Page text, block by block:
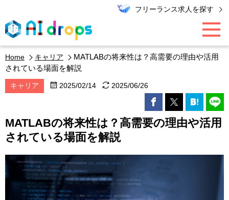
フリーランス求人を探す
AI / データ領域
エンジニア
キャリア
Home キャリア
MATLABの将来性は？高需要の理由や活用
されている場面を解説
キャリア 2025/02/14 2025/06/26
MATLABの将来性は？高需要の理由や活用
されている場面を解説